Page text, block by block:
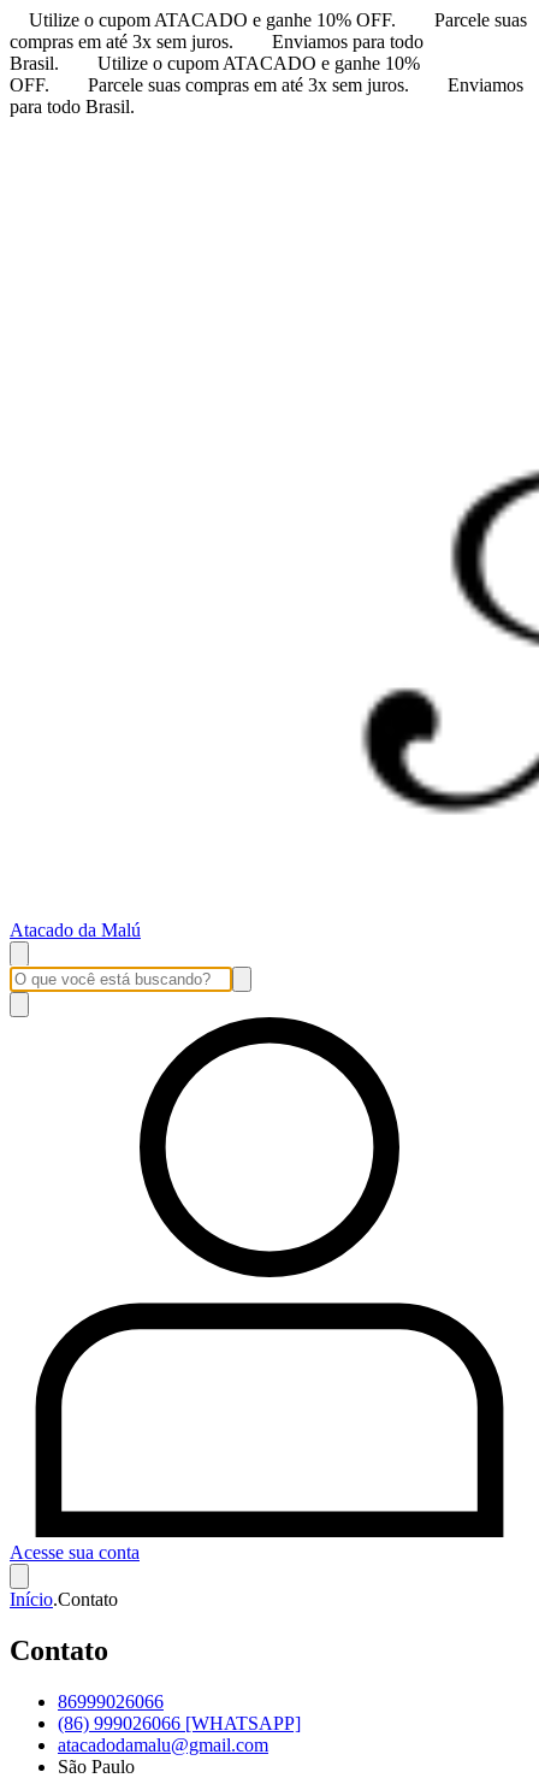
Utilize o cupom ATACADO e ganhe 10% OFF.
Parcele suas
compras em até 3x sem juros.
Enviamos para todo
Brasil.
Utilize o cupom ATACADO e ganhe 10%
OFF.
Parcele suas compras em até 3x sem juros.
Enviamos
para todo Brasil.
Atacado da Malú
Acesse sua conta
Início.Contato
Contato
86999026066
(86) 999026066 [WHATSAPP]
atacadodamalu@gmail.com
São Paulo